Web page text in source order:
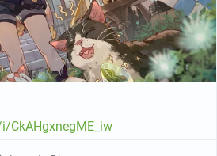
CkAHgxnegME_iw